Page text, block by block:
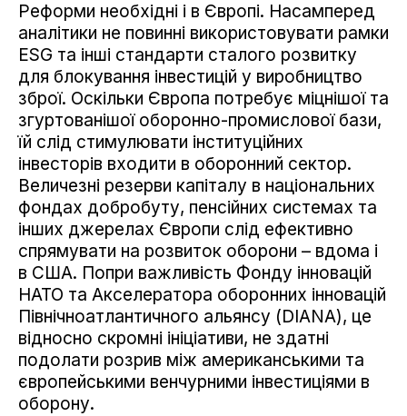
Реформи необхідні і в Європі. Насамперед
аналітики не повинні використовувати рамки
ESG та інші стандарти сталого розвитку
для блокування інвестицій у виробництво
зброї. Оскільки Європа потребує міцнішої та
згуртованішої оборонно-промислової бази,
їй слід стимулювати інституційних
інвесторів входити в оборонний сектор.
Величезні резерви капіталу в національних
фондах добробуту, пенсійних системах та
інших джерелах Європи слід ефективно
спрямувати на розвиток оборони – вдома і
в США. Попри важливість Фонду інновацій
НАТО та Акселератора оборонних інновацій
Північноатлантичного альянсу (DIANA), це
відносно скромні ініціативи, не здатні
подолати розрив між американськими та
європейськими венчурними інвестиціями в
оборону.